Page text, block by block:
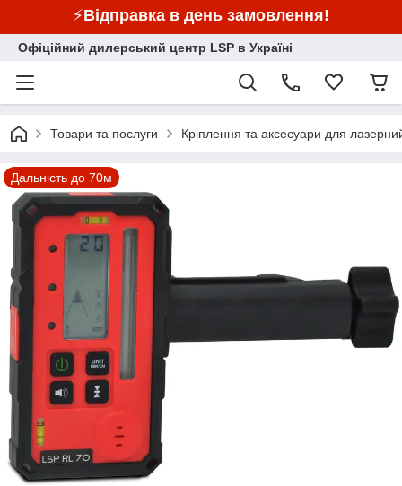
⚡Відправка в день замовлення!
Офіційний дилерський центр LSP в Україні
Товари та послуги Кріплення та аксесуари для лазерний
Дальність до 70м